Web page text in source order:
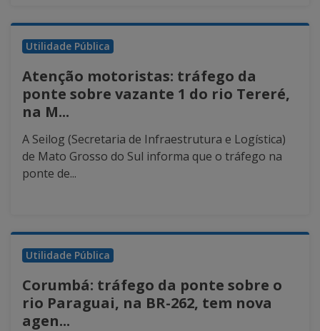
Utilidade Pública
Atenção motoristas: tráfego da
ponte sobre vazante 1 do rio Tereré,
na M...
A Seilog (Secretaria de Infraestrutura e Logística)
de Mato Grosso do Sul informa que o tráfego na
ponte de...
Utilidade Pública
Corumbá: tráfego da ponte sobre o
rio Paraguai, na BR-262, tem nova
agen...